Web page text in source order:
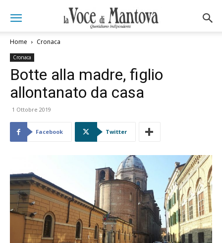
Home Cronaca
Cronaca
Botte alla madre, figlio
allontanato da casa
1 Ottobre 2019
Facebook Twitter